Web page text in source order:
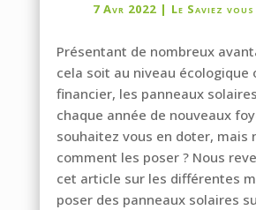
7 Avr 2022 | Le Saviez vous
Présentant de nombreux
cela soit au niveau écologique
financier, les panneaux
chaque année de nouveaux
souhaitez vous en doter, mais
comment les poser ? Nous
cet article sur les différentes
poser des panneaux solaires